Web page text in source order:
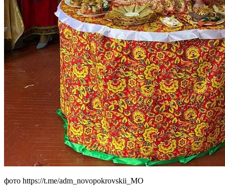
фото https://t.me/adm_novopokrovskii_MO